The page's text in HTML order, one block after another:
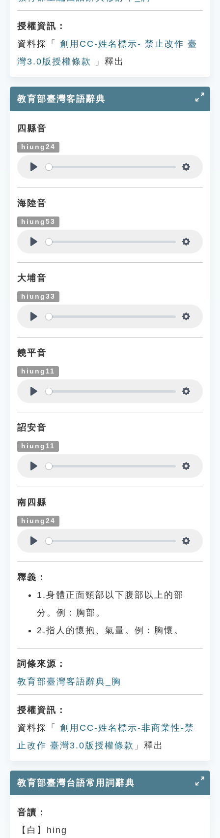
授權資訊：
資料採「
創用CC-姓名標示- 禁止改作 臺
灣3.0版授權條款
」釋出
教育部臺灣客語辭典
四縣音
hiung24
海陸音
hiung53
大埔音
hiung33
饒平音
hiung11
詔安音
hiung11
南四縣
hiung24
釋義：
1.身體正面頸部以下腹部以上的部
分。例：胸部。
2.指人的懷抱、氣量。例：胸懷。
詞條來源：
教育部臺灣客語辭典_胸
授權資訊：
資料採「
創用CC-姓名標示-非商業性-禁
止改作 臺灣3.0版授權條款 」釋出
教育部臺灣台語常用詞辭典
音讀：
【白】hing